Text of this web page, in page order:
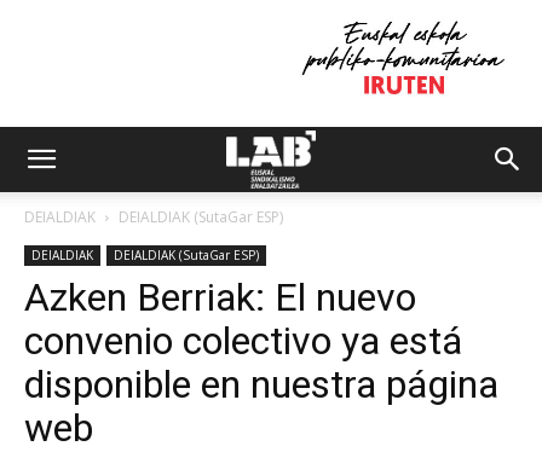
DEIALDIAK DEIALDIAK (SutaGar ESP)
DEIALDIAK DEIALDIAK (SutaGar ESP)
Azken Berriak: El nuevo
convenio colectivo ya está
disponible en nuestra página
web